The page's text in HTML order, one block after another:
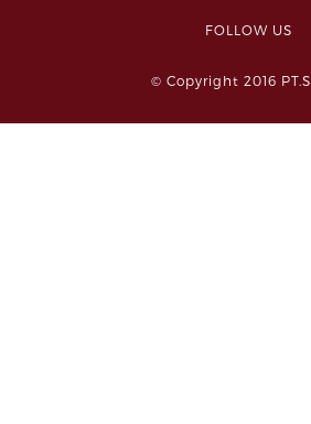
FOLLOW
© Copyright 2016